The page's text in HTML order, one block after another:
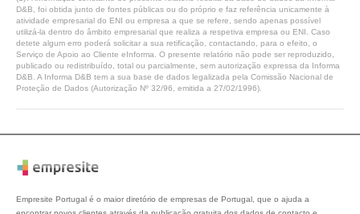
D&B, foi obtida junto de fontes públicas ou do próprio e faz referência unicamente à
atividade empresarial do ENI ou empresa a que se refere, sendo apenas possível
utilizá-la dentro do âmbito empresarial que realiza a respetiva empresa ou ENI. Caso
detete algum erro poderá solicitar a sua retificação, contactando, para o efeito, o
Serviço de Apoio ao Cliente eInforma. O presente relatório não pode ser reproduzido,
publicado ou redistribuído, total ou parcialmente, sem autorização expressa da Informa
D&B. A Informa D&B tem a sua base de dados legalizada pela Comissão Nacional de
Proteção de Dados (Autorização Nº 32/96, emitida a 27/02/1996).
Empresite Portugal é o maior diretório de empresas de Portugal, que o ajuda a